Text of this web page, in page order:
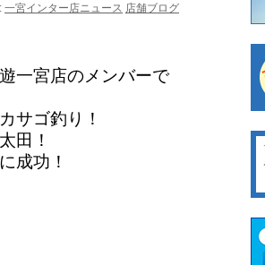
一宮インター店ニュース 店舗ブログ
一宮店のメンバーで
サゴ釣り！
田！
成功！